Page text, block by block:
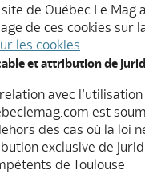
de Québec Le Mag
de ces cookies sur
les cookies.
et attribution de
avec l’utilisation
est
des cas où la loi
exclusive de
de Toulouse